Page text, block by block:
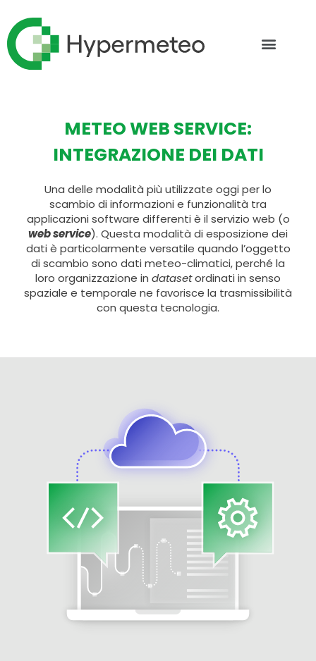
METEO WEB SERVICE:
INTEGRAZIONE DEI DATI
Una delle modalità più utilizzate oggi per lo
scambio di informazioni e funzionalità tra
applicazioni software differenti è il servizio web (o
web service). Questa modalità di esposizione dei
dati è particolarmente versatile quando l’oggetto
di scambio sono dati meteo-climatici, perché la
loro organizzazione in datasetordinati in senso
spaziale e temporale ne favorisce la trasmissibilità
con questa tecnologia.